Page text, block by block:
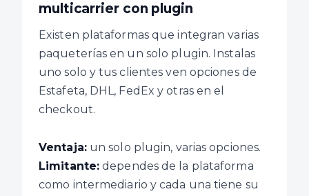
multicarrier con plugin
Existen plataformas que integran varias
paqueterías en un solo plugin. Instalas
uno solo y tus clientes ven opciones de
Estafeta, DHL, FedEx y otras en el
checkout.
Ventaja:un solo plugin, varias opciones.
Limitante: dependes de la plataforma
como intermediario y cada una tiene su